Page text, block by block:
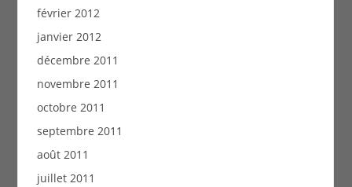
février 2012
janvier 2012
décembre 2011
novembre 2011
octobre 2011
septembre 2011
août 2011
juillet 2011